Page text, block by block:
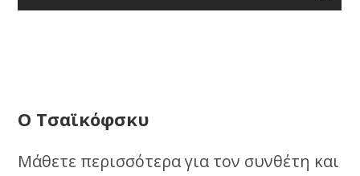
Ο Τσαϊκόφσκυ
Μάθετε περισσότερα για τον συνθέτη και